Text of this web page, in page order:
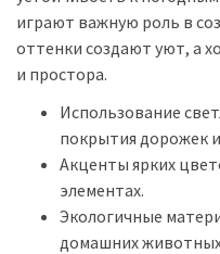
играют важную роль в
оттенки создают уют, а
и простора.
Использование
покрытия дорожек
Акценты ярких
элементах.
Экологичные
домашних